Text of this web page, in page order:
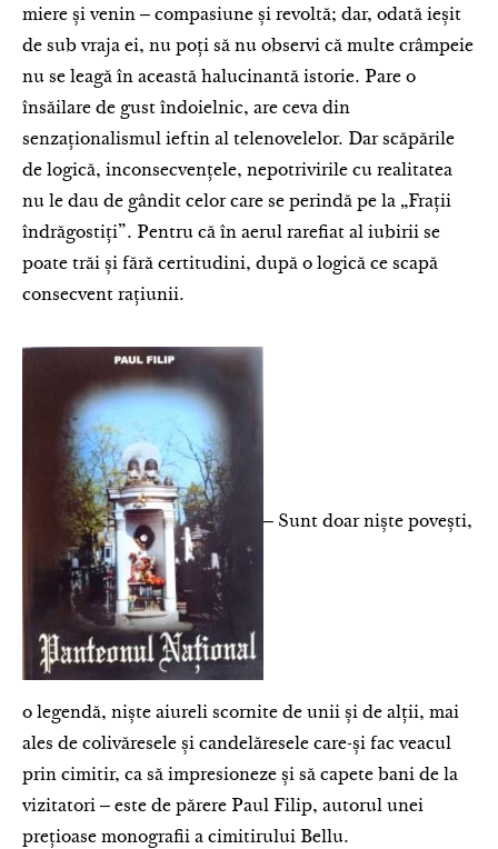
miere și venin ‒ compasiune și revoltă; dar, odată ieșit
de sub vraja ei, nu poți să nu observi că multe crâmpeie
nu se leagă în această halucinantă istorie. Pare o
însăilare de gust îndoielnic, are ceva din
senzaționalismul ieftin al telenovelelor. Dar scăpările
de logică, inconsecvențele, nepotrivirile cu realitatea
nu le dau de gândit celor care se perindă pe la „Frații
îndrăgostiți”. Pentru că în aerul rarefiat al iubirii se
poate trăi și fără certitudini, după o logică ce scapă
consecvent rațiunii.
‒ Sunt doar niște povești,
o legendă, niște aiureli scornite de unii și de alții, mai
ales de colivăresele și candelăresele care-și fac veacul
prin cimitir, ca să impresioneze și să capete bani de la
vizitatori ‒ este de părere Paul Filip, autorul unei
prețioase monografii a cimitirului Bellu.